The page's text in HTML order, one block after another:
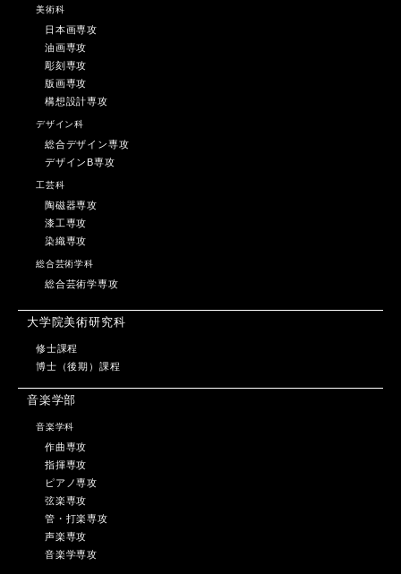
美術科
日本画専攻
油画専攻
彫刻専攻
版画専攻
構想設計専攻
デザイン科
総合デザイン専攻
デザインB専攻
工芸科
陶磁器専攻
漆工専攻
染織専攻
総合芸術学科
総合芸術学専攻
大学院美術研究科
修士課程
博士（後期）課程
音楽学部
音楽学科
作曲専攻
指揮専攻
ピアノ専攻
弦楽専攻
管・打楽専攻
声楽専攻
音楽学専攻